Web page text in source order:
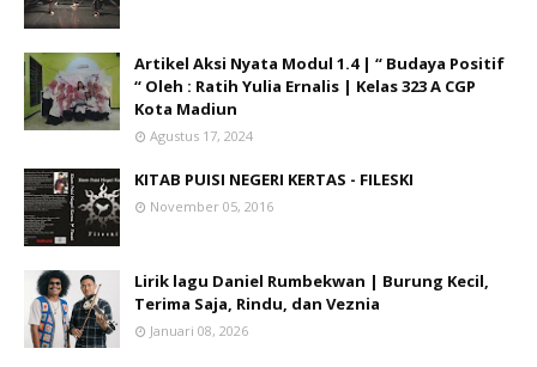
Artikel Aksi Nyata Modul 1.4 | “ Budaya Positif
“ Oleh : Ratih Yulia Ernalis | Kelas 323 A CGP
Kota Madiun
Agustus 17, 2024
KITAB PUISI NEGERI KERTAS - FILESKI
November 05, 2016
Lirik lagu Daniel Rumbekwan | Burung Kecil,
Terima Saja, Rindu, dan Veznia
Januari 08, 2026